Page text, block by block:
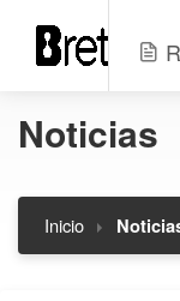
Noticias
Inicio